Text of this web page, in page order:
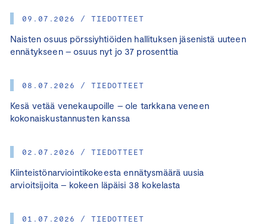
09.07.2026 / TIEDOTTEET
Naisten osuus pörssiyhtiöiden hallituksen jäsenistä uuteen
ennätykseen – osuus nyt jo 37 prosenttia
08.07.2026 / TIEDOTTEET
Kesä vetää venekaupoille – ole tarkkana veneen
kokonaiskustannusten kanssa
02.07.2026 / TIEDOTTEET
Kiinteistönarviointikokeesta ennätysmäärä uusia
arvioitsijoita – kokeen läpäisi 38 kokelasta
01.07.2026 / TIEDOTTEET